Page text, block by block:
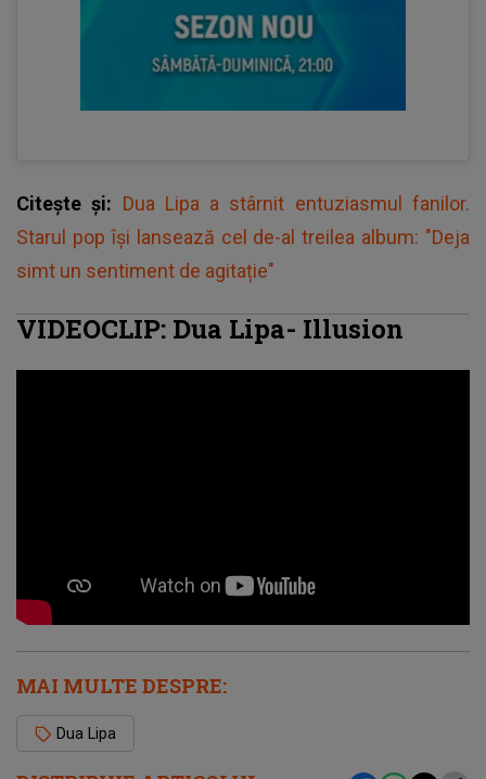
Citește și: Dua Lipa a stârnit entuziasmul fanilor.
Starul pop își lansează cel de-al treilea album: "Deja
simt un sentiment de agitație"
VIDEOCLIP: Dua Lipa- Illusion
MAI MULTE DESPRE:
Dua Lipa